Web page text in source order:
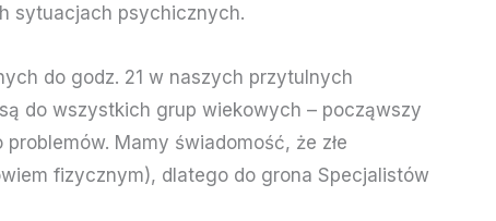
sytuacjach psychicznych.
do godz. 21 w naszych przytulnych
do wszystkich grup wiekowych – począwszy
Mamy świadomość, że złe
fizycznym), dlatego do grona Specjalistów